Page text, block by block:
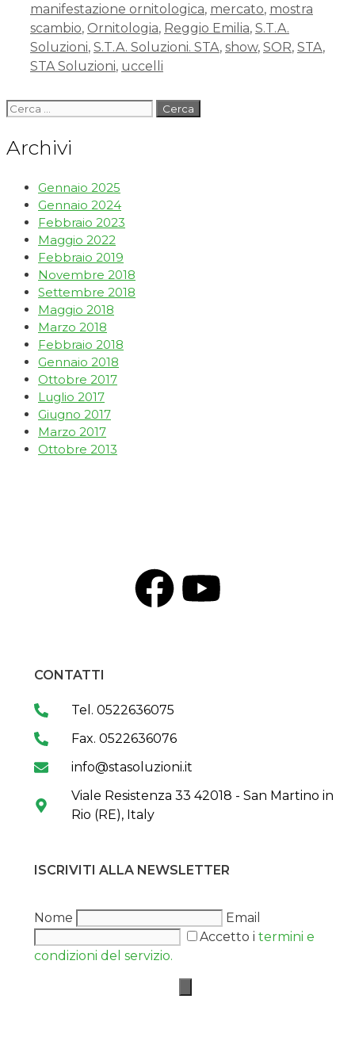
manifestazione ornitologica, mercato, mostra
scambio, Ornitologia, Reggio Emilia, S.T.A.
Soluzioni, S.T.A. Soluzioni. STA, show, SOR, STA,
STA Soluzioni, uccelli
Archivi
Gennaio 2025
Gennaio 2024
Febbraio 2023
Maggio 2022
Febbraio 2019
Novembre 2018
Settembre 2018
Maggio 2018
Marzo 2018
Febbraio 2018
Gennaio 2018
Ottobre 2017
Luglio 2017
Giugno 2017
Marzo 2017
Ottobre 2013
CONTATTI
Tel. 0522636075
Fax. 0522636076
info@stasoluzioni.it
Viale Resistenza 33 42018 - San Martino in
Rio (RE), Italy
ISCRIVITI ALLA NEWSLETTER
Nome
Email
Accetto i termini e
condizioni del servizio.